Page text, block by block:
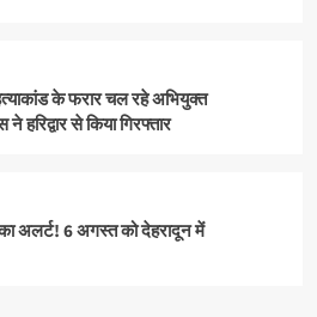
के फरार चल रहे अभियुक्त
हरिद्वार से किया गिरफ्तार
का अलर्ट! 6 अगस्त को देहरादून में